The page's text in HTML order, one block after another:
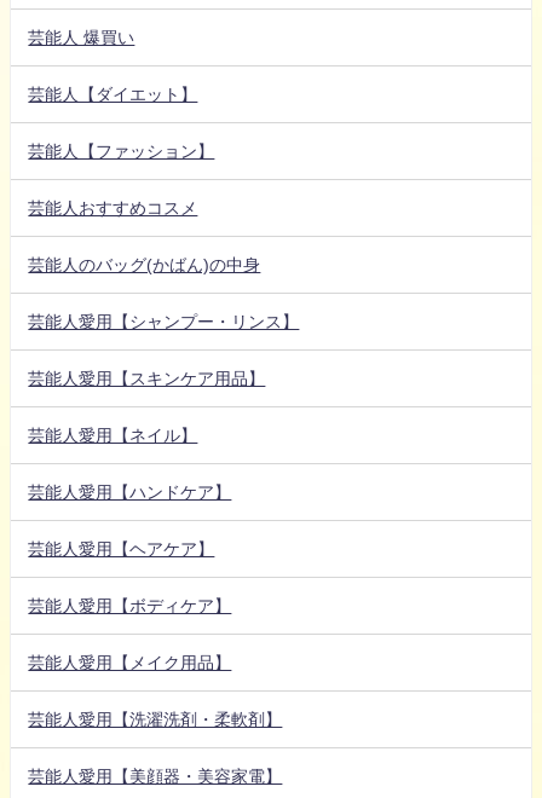
芸能人 爆買い
芸能人【ダイエット】
芸能人【ファッション】
芸能人おすすめコスメ
芸能人のバッグ(かばん)の中身
芸能人愛用【シャンプー・リンス】
芸能人愛用【スキンケア用品】
芸能人愛用【ネイル】
芸能人愛用【ハンドケア】
芸能人愛用【ヘアケア】
芸能人愛用【ボディケア】
芸能人愛用【メイク用品】
芸能人愛用【洗濯洗剤・柔軟剤】
芸能人愛用【美顔器・美容家電】